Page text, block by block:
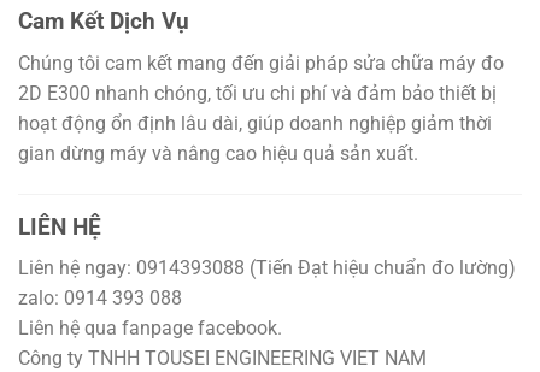
Cam Kết Dịch Vụ
Chúng tôi cam kết mang đến giải pháp sửa chữa máy đo
2D E300 nhanh chóng, tối ưu chi phí và đảm bảo thiết bị
hoạt động ổn định lâu dài, giúp doanh nghiệp giảm thời
gian dừng máy và nâng cao hiệu quả sản xuất.
LIÊN HỆ
Liên hệ ngay: 0914393088 (Tiến Đạt hiệu chuẩn đo lường)
zalo: 0914 393 088
Liên hệ qua fanpage facebook.
Công ty TNHH TOUSEI ENGINEERING VIET NAM